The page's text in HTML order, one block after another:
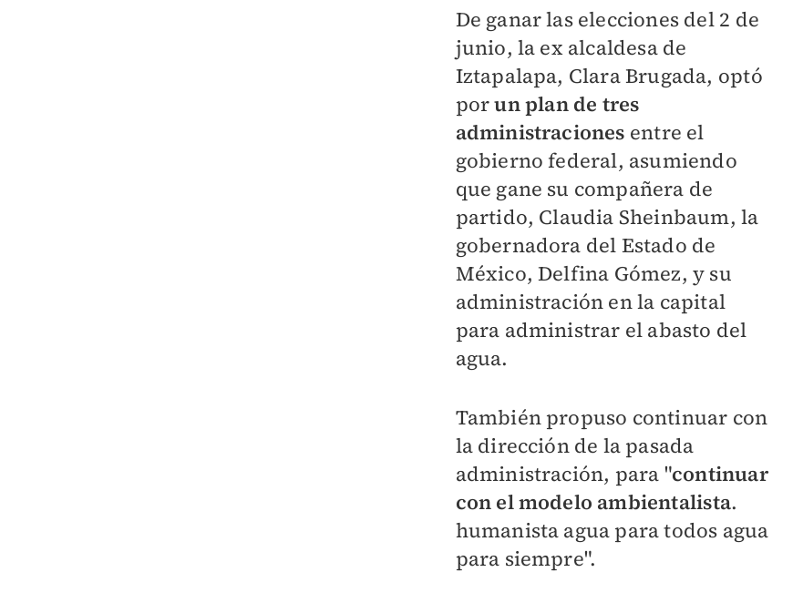
De ganar las elecciones del 2 de
junio, la ex alcaldesa de
Iztapalapa, Clara Brugada, optó
porun plan de tres
administraciones entre el
gobierno federal, asumiendo
que gane su compañera de
partido, Claudia Sheinbaum, la
gobernadora del Estado de
México, Delfina Gómez, y su
administración en la capital
para administrar el abasto del
agua.
También propuso continuar con
la dirección de la pasada
administración, para "continuar
con el modelo ambientalista.
humanista agua para todos agua
para siempre".